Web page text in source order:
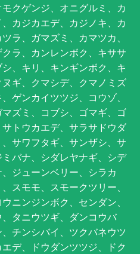
クゲンジ、オニグルミ、カ
カジカエデ、カジノキ、カ
ラ、ガマズミ、カマツカ、
ラ、カンレンボク、キササ
、キリ、キンギンボク、キ
ギ、クマシデ、クマノミズ
ゲンカイツツジ、コウゾ、
ズミ、コブシ、ゴマギ、ゴ
トウカエデ、サラサドウダ
サワフタギ、サンザシ、サ
バナ、シダレヤナギ、シデ
ジューンベリー、シラカ
スモモ、スモークツリー、
ニンジンボク、センダン、
タニウツギ、ダンコウバ
チンシバイ、ツクバネウツ
デ、ドウダンツツジ、ドク